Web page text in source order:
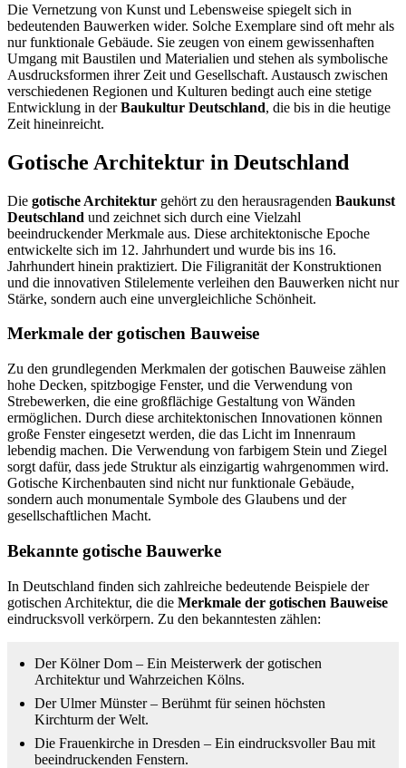
Die Vernetzung von Kunst und Lebensweise spiegelt sich in
bedeutenden Bauwerken wider. Solche Exemplare sind oft mehr als
nur funktionale Gebäude. Sie zeugen von einem gewissenhaften
Umgang mit Baustilen und Materialien und stehen als symbolische
Ausdrucksformen ihrer Zeit und Gesellschaft. Austausch zwischen
verschiedenen Regionen und Kulturen bedingt auch eine stetige
Entwicklung in derBaukultur Deutschland, die bis in die heutige
Zeit hineinreicht.
Gotische Architektur in Deutschland
Die gotische Architektur gehört zu den herausragenden Baukunst
Deutschland und zeichnet sich durch eine Vielzahl
beeindruckender Merkmale aus. Diese architektonische Epoche
entwickelte sich im 12. Jahrhundert und wurde bis ins 16.
Jahrhundert hinein praktiziert. Die Filigranität der Konstruktionen
und die innovativen Stilelemente verleihen den Bauwerken nicht nur
Stärke, sondern auch eine unvergleichliche Schönheit.
Merkmale der gotischen Bauweise
Zu den grundlegenden Merkmalen der gotischen Bauweise zählen
hohe Decken, spitzbogige Fenster, und die Verwendung von
Strebewerken, die eine großflächige Gestaltung von Wänden
ermöglichen. Durch diese architektonischen Innovationen können
große Fenster eingesetzt werden, die das Licht im Innenraum
lebendig machen. Die Verwendung von farbigem Stein und Ziegel
sorgt dafür, dass jede Struktur als einzigartig wahrgenommen wird.
Gotische Kirchenbauten sind nicht nur funktionale Gebäude,
sondern auch monumentale Symbole des Glaubens und der
gesellschaftlichen Macht.
Bekannte gotische Bauwerke
In Deutschland finden sich zahlreiche bedeutende Beispiele der
gotischen Architektur, die die Merkmale der gotischen Bauweise
eindrucksvoll verkörpern. Zu den bekanntesten zählen:
Der Kölner Dom – Ein Meisterwerk der gotischen
Architektur und Wahrzeichen Kölns.
Der Ulmer Münster – Berühmt für seinen höchsten
Kirchturm der Welt.
Die Frauenkirche in Dresden – Ein eindrucksvoller Bau mit
beeindruckenden Fenstern.